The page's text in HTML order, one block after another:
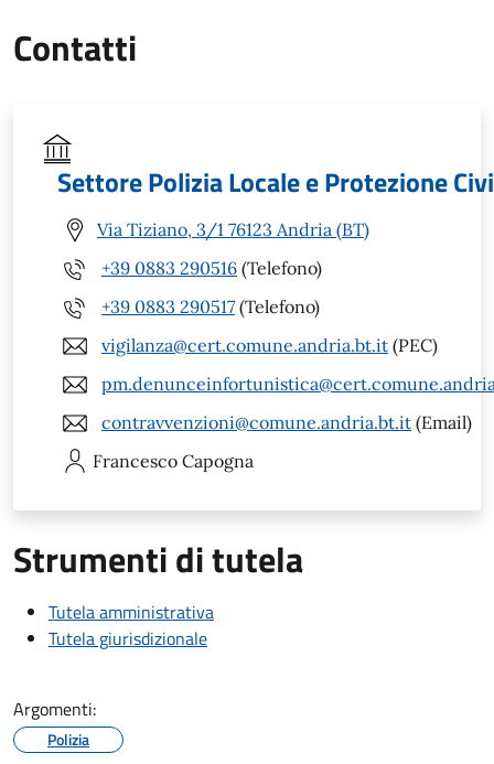
Contatti
Settore Polizia Locale e Protezione
Via Tiziano, 3/1 76123 Andria (BT)
+39 0883 290516 (Telefono)
+39 0883 290517 (Telefono)
vigilanza@cert.comune.andria.bt.it (PEC)
contravvenzioni@comune.andria.bt.it (Email)
Francesco Capogna
Strumenti di tutela
Tutela amministrativa
Tutela giurisdizionale
Argomenti:
Polizia